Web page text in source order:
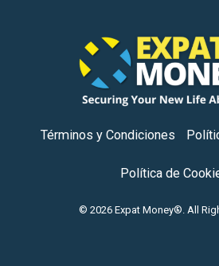
Términos y Condiciones
Política de
© 2026 Expat Money®. All